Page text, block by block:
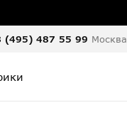
(495) 487 55 99 Москва